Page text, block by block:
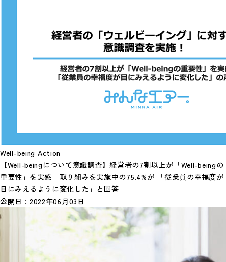
Well-being Action
【Well-beingについて意識調査】経営者の7割以上が「Well-beingの
重要性」を実感 取り組みを実施中の75.4%が 「従業員の幸福度が
目にみえるように変化した」と回答
公開日： 2022年06月03日